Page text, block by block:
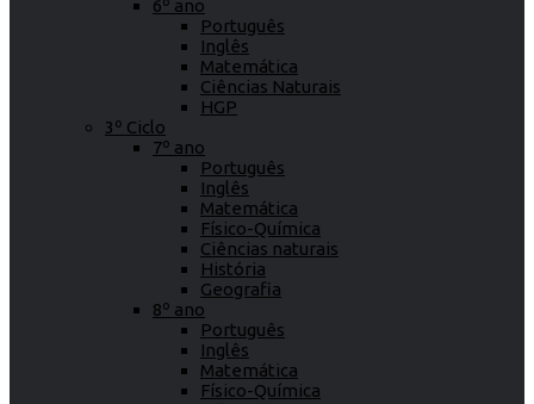
6º ano
Português
Inglês
Matemática
Ciências Naturais
HGP
3º Ciclo
7º ano
Português
Inglês
Matemática
Físico-Química
Ciências naturais
História
Geografia
8º ano
Português
Inglês
Matemática
Físico-Química